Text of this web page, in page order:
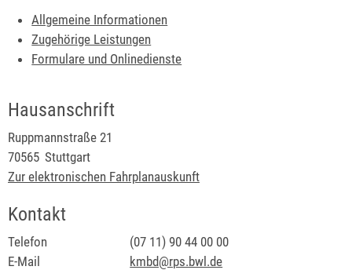
Allgemeine Informationen
Zugehörige Leistungen
Formulare und Onlinedienste
Hausanschrift
Ruppmannstraße 21
70565 Stuttgart
Zur elektronischen Fahrplanauskunft
Kontakt
Telefon (07 11) 90 44 00 00
E-Mail
kmbd@rps.bwl.de